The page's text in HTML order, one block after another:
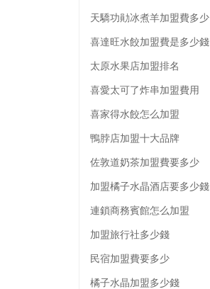
天驕功勛冰煮羊加盟費多少
喜達旺水餃加盟費是多少錢
太原水果店加盟排名
喜愛太可了炸串加盟費用
喜家得水餃怎么加盟
鴨脖店加盟十大品牌
佐敦道奶茶加盟費要多少
加盟橘子水晶酒店要多少錢
連鎖商務賓館怎么加盟
加盟旅行社多少錢
民宿加盟費要多少
橘子水晶加盟多少錢